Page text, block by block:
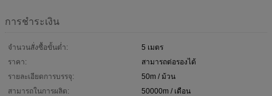
การชำระเงิน
จำนวนสั่งซื้อขั้นต่ำ:
5 เมตร
ราคา:
สามารถต่อรองได้
รายละเอียดการบรรจุ:
50m / ม้วน
สามารถในการผลิต:
50000m / เดือน